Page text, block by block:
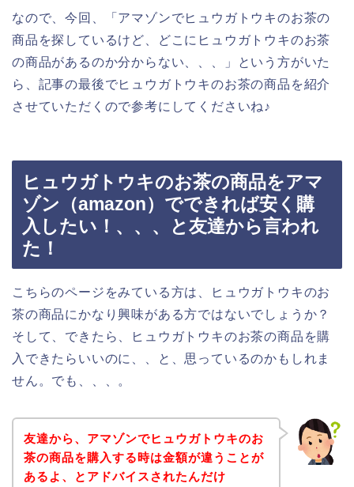
なので、今回、「アマゾンでヒュウガトウキのお茶の
商品を探しているけど、どこにヒュウガトウキのお茶
の商品があるのか分からない、、、」という方がいた
ら、記事の最後でヒュウガトウキのお茶の商品を紹介
させていただくので参考にしてくださいね♪
ヒュウガトウキのお茶の商品をアマ
ゾン（amazon）でできれば安く購
入したい！、、、と友達から言われ
た！
こちらのページをみている方は、ヒュウガトウキのお
茶の商品にかなり興味がある方ではないでしょうか？
そして、できたら、ヒュウガトウキのお茶の商品を購
入できたらいいのに、、と、思っているのかもしれま
せん。でも、、、。
友達から、アマゾンでヒュウガトウキのお
茶の商品を購入する時は金額が違うことが
あるよ、とアドバイスされたんだけ